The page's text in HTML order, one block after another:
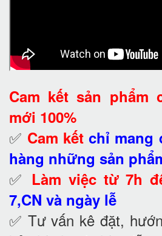
Cam kết sản phẩm
mới 100%
✅ Cam kết chỉ mang
hàng những sản
✅ Làm việc từ 7h
7,CN và ngày lễ
✅ Tư vấn kê đặt,